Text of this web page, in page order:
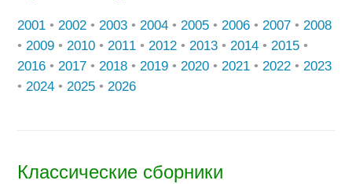
2001 • 2002 • 2003 • 2004 • 2005 • 2006 • 2007 • 2008
• 2009 • 2010 • 2011 • 2012 • 2013 • 2014 • 2015 •
2016 • 2017 • 2018 • 2019 • 2020 • 2021 • 2022 • 2023
• 2024 • 2025 • 2026
Классические сборники